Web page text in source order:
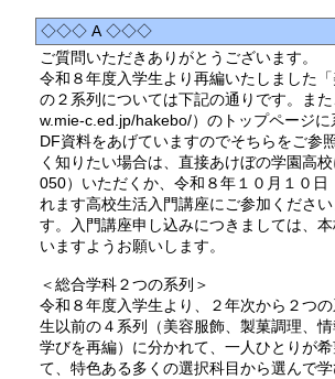
◇◇◇ A ◇◇◇
ご質問いただきありがとうございます。
令和８年度入学生より再編いたしました「
の２系列については下記の通りです。ま
w.mie-c.ed.jp/hakebo/）のトップページ
DF資料をあげていますのでそちらをご参
く知りたい場合は、直接あけぼの学園高
050）いただくか、令和８年１０月１０日
れます高校生活入門講座にご参加くださ
す。入門講座申し込みにつきましては、
いますようお願いします。
＜総合学科２つの系列＞
令和８年度入学生より、２年次から２つ
生以前の４系列（美容服飾、製菓調理、
学びを再編）に分かれて、一人ひとりが
て、特色ある多くの選択科目から選んで学